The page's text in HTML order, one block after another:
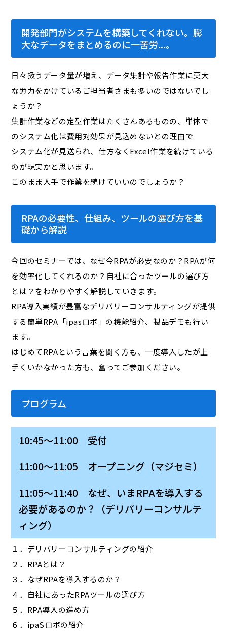
開発部門がシステムを構築してくれない。膨
大なデータをまとめるのに一苦労...。
日々扱うデータ量が増え、データ集計や報告作業に莫大
な労力をかけているご担当者さまも多いのではないでし
ょうか？
集計作業などの定型作業はたくさんあるものの、単体で
のシステム化は費用対効果が見込めないとの理由で
システム化が見送られ、仕方なくExcel作業を続けている
のが現実かと思います。
このまま人手で作業を続けていいのでしょうか？
RPAの必要性、仕組み、ツールの選び方を基
礎から解説
今回のセミナーでは、なぜ今RPAが必要なのか？RPAが何
を効率化してくれるのか？自社に合ったツールの選び方
とは？をわかりやすく解説していきます。
RPA導入実績が豊富なデリバリーコンサルティングが提供
する簡単RPA「ipasロボ」の機能紹介、製品デモも行い
ます。
はじめてRPAという言葉を聞く方も、一度導入したが上
手くいかなかった方も、奮ってご参加ください。
プログラム
10:45～11:00 受付
11:00～11:05 オープニング（マジセミ）
11:05～11:40 なぜ、いまRPAを導入する
必要があるのか？（デリバリーコンサルテ
ィング）
１．デリバリーコンサルティングの紹介
２．RPAとは？
３．なぜRPAを導入するのか？
４．自社にあったRPAツールの選び方
５．RPA導入の進め方
６．ipaSロボの紹介